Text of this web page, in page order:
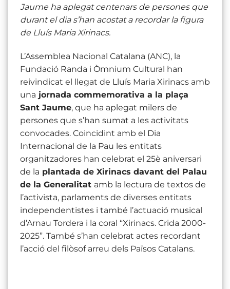
Jaume ha aplegat centenars de persones que
durant el dia s’han acostat a recordar la figura
de Lluís Maria Xirinacs.
L’Assemblea Nacional Catalana (ANC), la
Fundació Randa i Òmnium Cultural han
reivindicat el llegat de Lluís Maria Xirinacs amb
una jornada commemorativa a la plaça
Sant Jaume, que ha aplegat milers de
persones que s’han sumat a les activitats
convocades. Coincidint amb el Dia
Internacional de la Pau les entitats
organitzadores han celebrat el 25è aniversari
de la plantada de Xirinacs davant del Palau
de la Generalitat amb la lectura de textos de
l’activista, parlaments de diverses entitats
independentistes i també l’actuació musical
d’Arnau Tordera i la coral “Xirinacs. Crida 2000-
2025”. També s’han celebrat actes recordant
l’acció del filòsof arreu dels Països Catalans.